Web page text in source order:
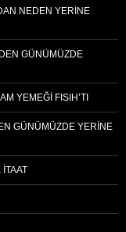
NEDEN YERINE
GÜNÜMÜZDE
YEMEĞI FISIH’TI
GÜNÜMÜZDE YERINE